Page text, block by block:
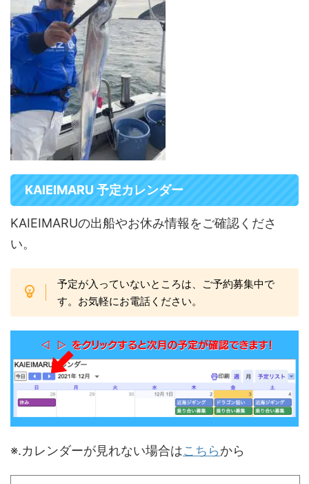
KAIEIMARU 予定カレンダー
KAIEIMARUの出船やお休み情報をご確認くださ
い。
予定が入っていないところは、ご予約募集中で
す。お気軽にお電話ください。
※.カレンダーが見れない場合はこちらから